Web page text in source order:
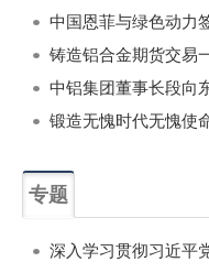
中国恩菲与绿色动力
铸造铝合金期货交易
专题
深入学习贯彻习近平